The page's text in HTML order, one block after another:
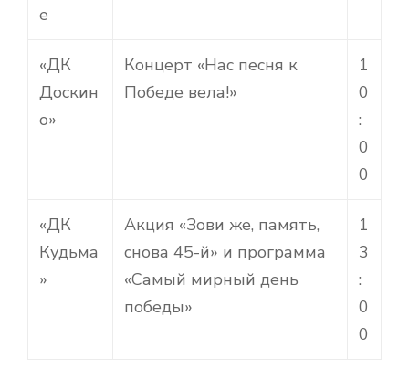
е
«ДК
Доскин
о»
Концерт «Нас песня к
Победе вела!»
1
0
:
0
0
«ДК
Кудьма
»
Акция «Зови же, память,
снова 45-й» и программа
«Самый мирный день
победы»
1
3
:
0
0